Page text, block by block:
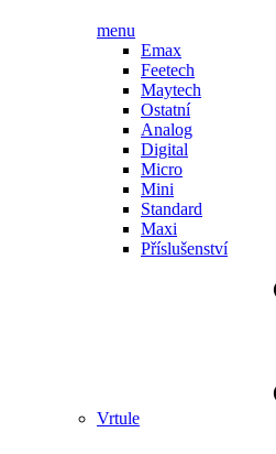
menu
Emax
Feetech
Maytech
Ostatní
Analog
Digital
Micro
Mini
Standard
Maxi
Příslušenství
Vrtule